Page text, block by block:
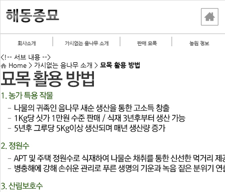
회사소개 가시없는 음나무 소개 판매 묘목 농원 정보
<!-- 서브 내용 -->
Home > 가시없는 음나무 소개 > 묘목 활용 방법